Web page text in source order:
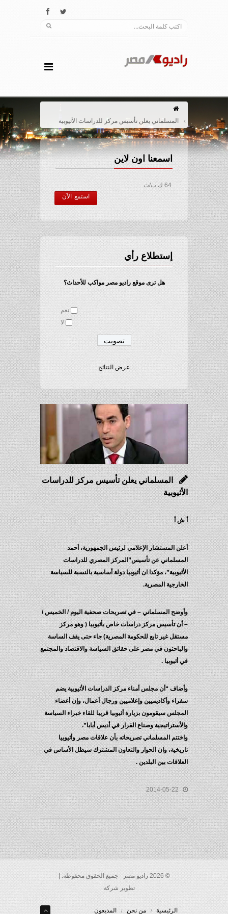
المسلماني يعلن تأسيس مركز للدراسات الأثيوبية
اسمعنا اون لاين
64 ك ب/ث
استمع الآن
إستطلاع رأي
هل ترى موقع راديو مصر مواكب للأحداث؟
نعم
لا
عرض النتائج
المسلماني يعلن تأسيس مركز للدراسات
الأثيوبية
أ ش أ
أعلن المستشار الإعلامي لرئيس الجمهورية، أحمد
المسلماني عن تأسيس”المركز المصري للدراسات
الأثيوبية”، مؤكدا ان أثيوبيا دولة أساسية بالنسبة للسياسة
الخارجية المصرية.
وأوضح المسلماني – في تصريحات صحفية اليوم / الخميس /
– أن تأسيس مركز دراسات خاص بأثيوبيا ( وهو مركز
مستقل غير تابع للحكومة المصرية) جاء حتى يقف الساسة
والباحثون في مصر على حقائق السياسة والاقتصاد والمجتمع
في أثيوبيا .
وأضاف “أن مجلس أمناء مركز الدراسات الأثيوبية يضم
سفراء وأكاديميين وإعلاميين ورجال أعمال، وإن أعضاء
المجلس سيقومون بزيارة أثيوبيا قريبا للقاء خبراء السياسة
والأستراتيجية وصناع القرار في أديس أبابا”.
واختتم المسلماني تصريحاته بأن علاقات مصر وأثيوبيا
تاريخية، وان الحوار والتعاون المشترك سيظل الأساس في
العلاقات بين البلدين .
2014-05-22
© 2026 راديو مصر - جميع الحقوق محفوظة. |
تطوير شركة
الرئيسية من نحن المذيعون